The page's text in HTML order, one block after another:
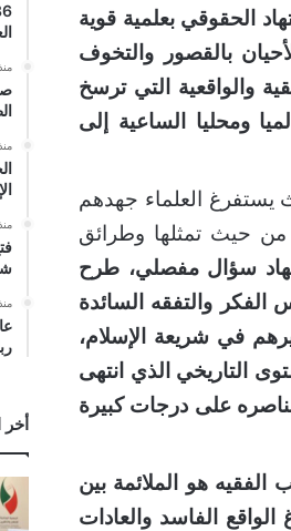
الحقوقي بعلمية قوية
بالقصور والتخوف
والواقعية التي ترسخ
ومحليا الساعية إلى
يستفرغ العلماء جهدهم
من حيث تمثلها وطرائق
سؤال مفصلي، طرح
والتفقه السائدة
في شريعة الإسلام،
التاريخي الذي انتهى
على درجات كبيرة
الفقيه هو الملائمة بين
الفاسد والعادات
أخر